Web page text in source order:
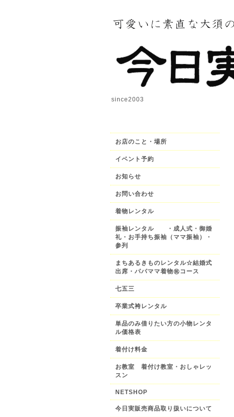
since2003
お店のこと・場所
イベント予約
お知らせ
お問い合わせ
着物レンタル
振袖レンタル ・成人式・御婚
礼・お手持ち振袖（ママ振袖）・
参列
まちあるきものレンタル☆結婚式
出席・パパママ着物㊗️コース
七五三
卒業式袴レンタル
単品のみ借りたい方の小物レンタ
ル価格表
着付け料金
お教室 着付け教室・おしゃレッ
スン
NETSHOP
今日実販売商品取り扱いについて